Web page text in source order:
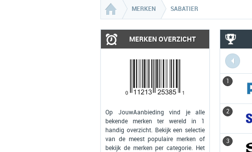
MERKEN SABATIER
MERKEN OVERZICHT
Op JouwAanbieding vind je alle
bekende merken ter wereld in 1
handig overzicht. Bekijk een selectie
van de meest populaire merken of
bekijk de merken per categorie. Het
1
2
3